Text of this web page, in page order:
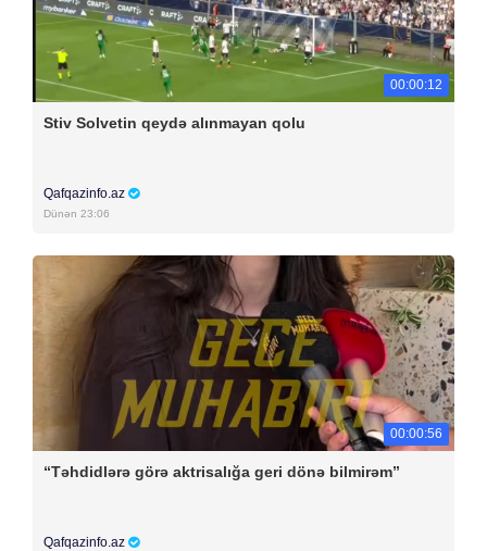
00:00:12
Stiv Solvetin qeydə alınmayan qolu
Qafqazinfo.az
Dünən 23:06
00:00:56
“Təhdidlərə görə aktrisalığa geri dönə bilmirəm”
Qafqazinfo.az